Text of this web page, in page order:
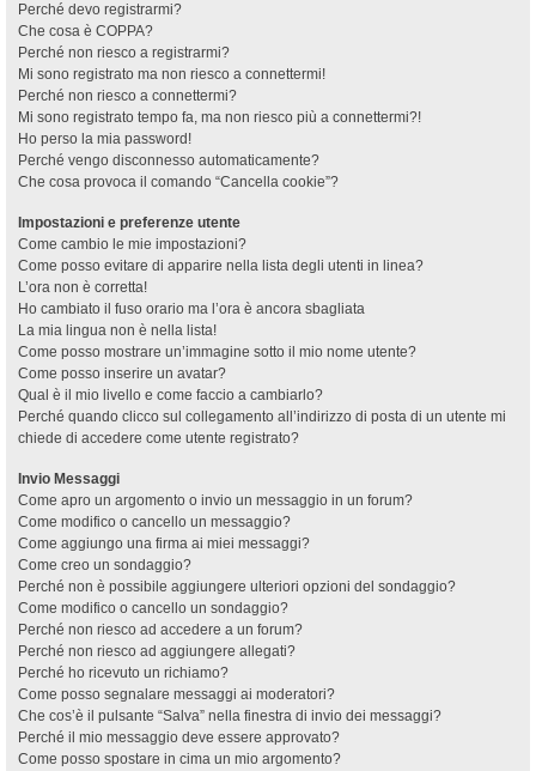
Perché devo registrarmi?
Che cosa è COPPA?
Perché non riesco a registrarmi?
Mi sono registrato ma non riesco a connettermi!
Perché non riesco a connettermi?
Mi sono registrato tempo fa, ma non riesco più a connettermi?!
Ho perso la mia password!
Perché vengo disconnesso automaticamente?
Che cosa provoca il comando “Cancella cookie”?
Impostazioni e preferenze utente
Come cambio le mie impostazioni?
Come posso evitare di apparire nella lista degli utenti in linea?
L’ora non è corretta!
Ho cambiato il fuso orario ma l’ora è ancora sbagliata
La mia lingua non è nella lista!
Come posso mostrare un’immagine sotto il mio nome utente?
Come posso inserire un avatar?
Qual è il mio livello e come faccio a cambiarlo?
Perché quando clicco sul collegamento all’indirizzo di posta di un utente mi
chiede di accedere come utente registrato?
Invio Messaggi
Come apro un argomento o invio un messaggio in un forum?
Come modifico o cancello un messaggio?
Come aggiungo una firma ai miei messaggi?
Come creo un sondaggio?
Perché non è possibile aggiungere ulteriori opzioni del sondaggio?
Come modifico o cancello un sondaggio?
Perché non riesco ad accedere a un forum?
Perché non riesco ad aggiungere allegati?
Perché ho ricevuto un richiamo?
Come posso segnalare messaggi ai moderatori?
Che cos’è il pulsante “Salva” nella finestra di invio dei messaggi?
Perché il mio messaggio deve essere approvato?
Come posso spostare in cima un mio argomento?